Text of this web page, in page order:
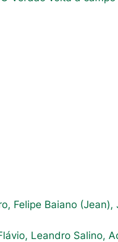
Felipe Baiano (Jean),
Leandro Salino,